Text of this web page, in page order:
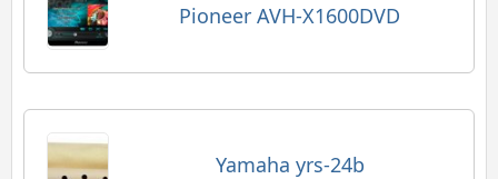
Pioneer AVH-X1600DVD
Yamaha yrs-24b